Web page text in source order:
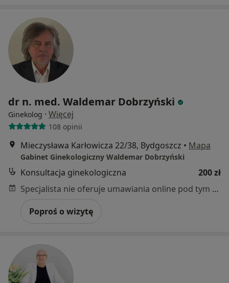
dr n. med. Waldemar Dobrzyński
Ginekolog · Więcej
108 opinii
Mieczysława Karłowicza 22/38, Bydgoszcz • Mapa
Gabinet Ginekologiczny Waldemar Dobrzyński
Konsultacja ginekologiczna
200 zł
Specjalista nie oferuje umawiania online pod tym adresem.
Poproś o wizytę